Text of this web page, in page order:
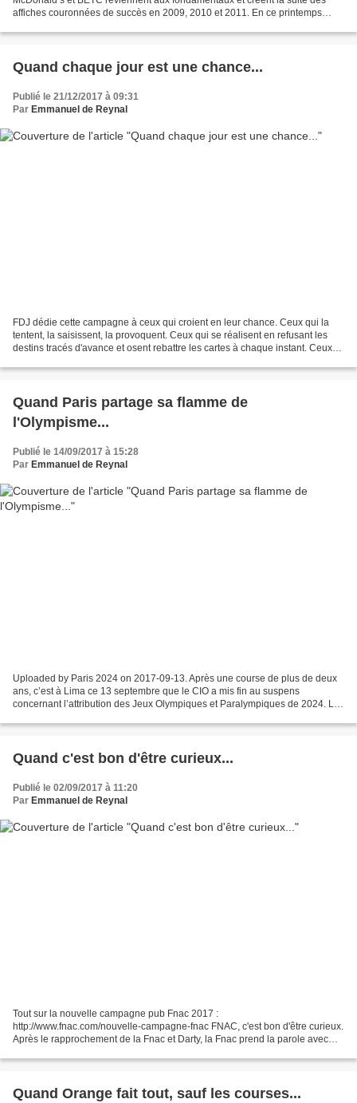
affiches couronnées de succès en 2009, 2010 et 2011. En ce printemps
Quand chaque jour est une chance...
Publié le 21/12/2017 à 09:31
Par Emmanuel de Reynal
FDJ dédie cette campagne à ceux qui croient en leur chance. Ceux qui la
tentent, la saisissent, la provoquent. Ceux qui se réalisent en refusant les
destins tracés d'avance et osent rebattre les cartes à chaque instant. Ceux
Quand Paris partage sa flamme de
l'Olympisme...
Publié le 14/09/2017 à 15:28
Par Emmanuel de Reynal
Uploaded by Paris 2024 on 2017-09-13. Après une course de plus de deux
ans, c’est à Lima ce 13 septembre que le CIO a mis fin au suspens
concernant l’attribution des Jeux Olympiques et Paralympiques de 2024. Le
Quand c'est bon d'être curieux...
Publié le 02/09/2017 à 11:20
Par Emmanuel de Reynal
Tout sur la nouvelle campagne pub Fnac 2017 :
http://www.fnac.com/nouvelle-campagne-fnac FNAC, c'est bon d'être curieux.
Après le rapprochement de la Fnac et Darty, la Fnac prend la parole avec
Quand Orange fait tout, sauf les courses...